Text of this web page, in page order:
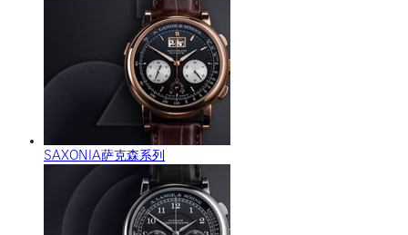
SAXONIA萨克森系列